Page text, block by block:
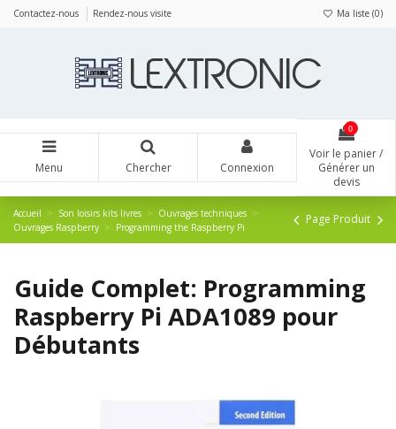
Contactez-nous Rendez-nous visite Ma liste (0)
Menu Chercher Connexion
0
Voir le panier /
Générer un
devis
Accueil Son loisirs kits livres
Ouvrages techniques
Ouvrages Raspberry
Programming the Raspberry Pi
Page Produit
Guide Complet: Programming
Raspberry Pi ADA1089 pour
Débutants
Panneau de gestion des cookies